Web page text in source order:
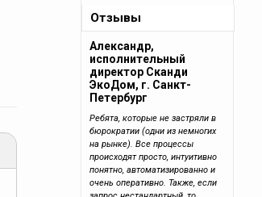
Отзывы
Александр,
исполнительный
директор Сканди
ЭкоДом, г. Санкт-
Петербург
Ребята, которые не застряли в
бюрократии (одни из немногих
на рынке). Все процессы
происходят просто, интуитивно
понятно, автоматизированно и
очень оперативно. Также, если